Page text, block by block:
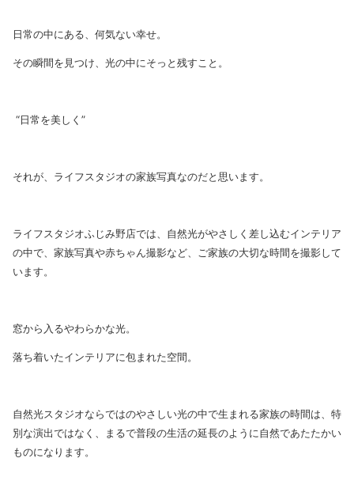
日常の中にある、何気ない幸せ。
その瞬間を見つけ、光の中にそっと残すこと。
“日常を美しく”
それが、ライフスタジオの家族写真なのだと思います。
ライフスタジオふじみ野店では、自然光がやさしく差し込むインテリア
の中で、家族写真や赤ちゃん撮影など、ご家族の大切な時間を撮影して
います。
窓から入るやわらかな光。
落ち着いたインテリアに包まれた空間。
自然光スタジオならではのやさしい光の中で生まれる家族の時間は、特
別な演出ではなく、まるで普段の生活の延長のように自然であたたかい
ものになります。